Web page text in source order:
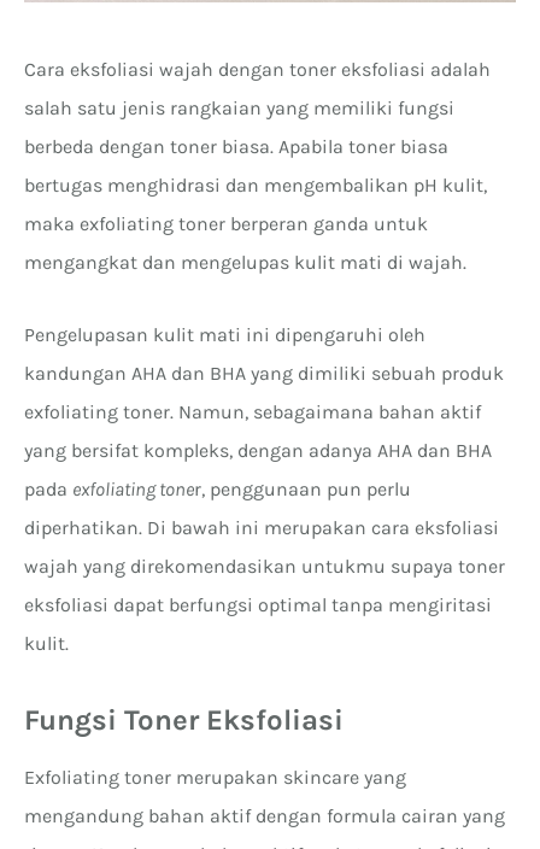
Cara eksfoliasi wajah dengan toner eksfoliasi adalah
salah satu jenis rangkaian yang memiliki fungsi
berbeda dengan toner biasa. Apabila toner biasa
bertugas menghidrasi dan mengembalikan pH kulit,
maka exfoliating toner berperan ganda untuk
mengangkat dan mengelupas kulit mati di wajah.
Pengelupasan kulit mati ini dipengaruhi oleh
kandungan AHA dan BHA yang dimiliki sebuah produk
exfoliating toner. Namun, sebagaimana bahan aktif
yang bersifat kompleks, dengan adanya AHA dan BHA
pada exfoliating toner, penggunaan pun perlu
diperhatikan. Di bawah ini merupakan cara eksfoliasi
wajah yang direkomendasikan untukmu supaya toner
eksfoliasi dapat berfungsi optimal tanpa mengiritasi
kulit.
Fungsi Toner Eksfoliasi
Exfoliating toner merupakan skincare yang
mengandung bahan aktif dengan formula cairan yang